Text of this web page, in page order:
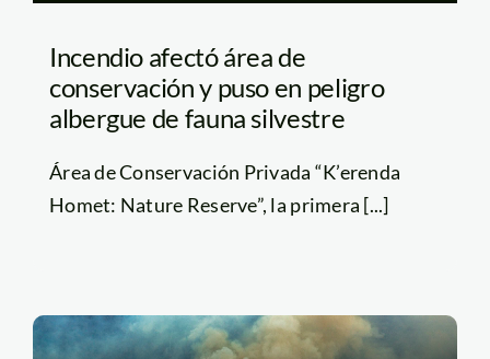
Incendio afectó área de
conservación y puso en peligro
albergue de fauna silvestre
Área de Conservación Privada “K’erenda
Homet: Nature Reserve”, la primera [...]